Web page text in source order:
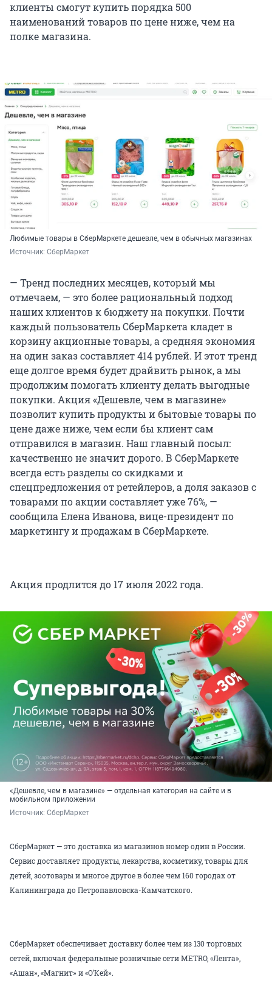
клиенты смогут купить порядка 500
наименований товаров по цене ниже, чем на
полке магазина.
Любимые товары в СберМаркете дешевле, чем в обычных магазинах
Источник: СберМаркет
— Тренд последних месяцев, который мы
отмечаем, — это более рациональный подход
наших клиентов к бюджету на покупки. Почти
каждый пользователь СберМаркета кладет в
корзину акционные товары, а средняя экономия
на один заказ составляет 414 рублей. И этот тренд
еще долгое время будет драйвить рынок, а мы
продолжим помогать клиенту делать выгодные
покупки. Акция «Дешевле, чем в магазине»
позволит купить продукты и бытовые товары по
цене даже ниже, чем если бы клиент сам
отправился в магазин. Наш главный посыл:
качественно не значит дорого. В СберМаркете
всегда есть разделы со скидками и
спецпредложения от ретейлеров, а доля заказов с
товарами по акции составляет уже 76%, —
сообщила Елена Иванова, вице-президент по
маркетингу и продажам в СберМаркете.
Акция продлится до 17 июля 2022 года.
«Дешевле, чем в магазине» — отдельная категория на сайте и в
мобильном приложении
Источник: СберМаркет
СберМаркет — это доставка из магазинов номер один в России.
Сервис доставляет продукты, лекарства, косметику, товары для
детей, зоотовары и многое другое в более чем 160 городах от
Калининграда до Петропавловска-Камчатского.
СберМаркет обеспечивает доставку более чем из 130 торговых
сетей, включая федеральные розничные сети METRO, «Лента»,
«Ашан», «Магнит» и «О’Кей».